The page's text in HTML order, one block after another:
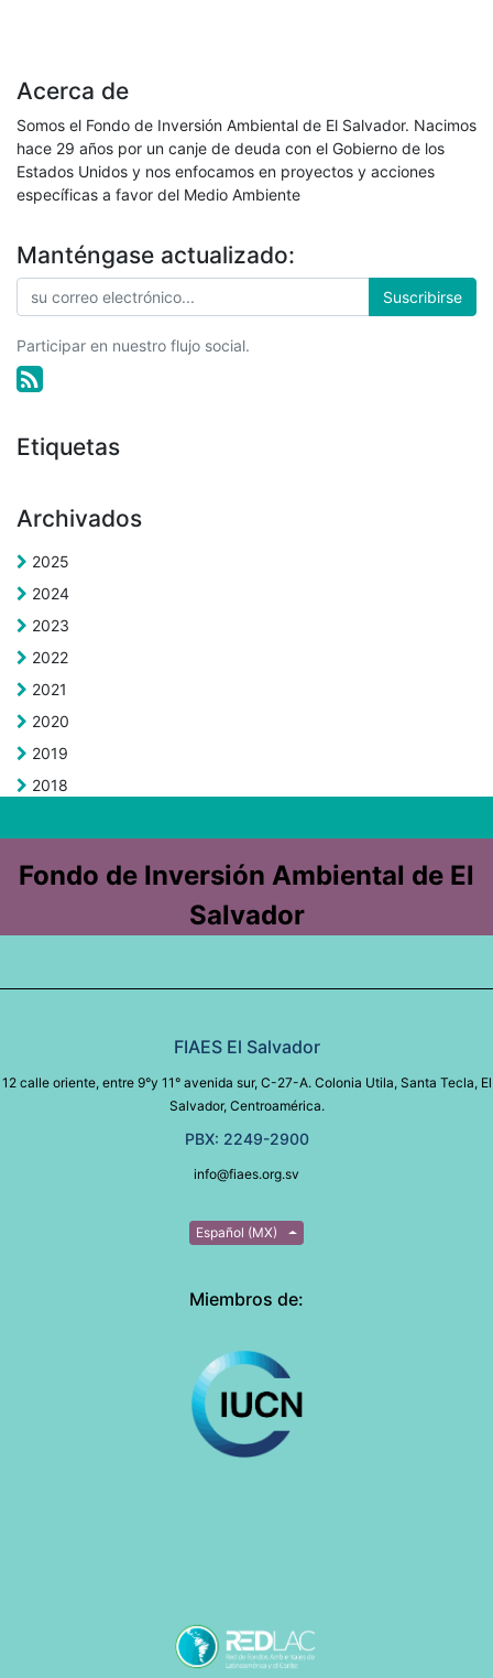
Acerca de
Somos el Fondo de Inversión Ambiental de El Salvador. Nacimos
hace 29 años por un canje de deuda con el Gobierno de los
Estados Unidos y nos enfocamos en proyectos y acciones
específicas a favor del Medio Ambiente
Manténgase actualizado:
Suscribirse
Participar en nuestro flujo social.
Etiquetas
Archivados
2025
2024
2023
2022
2021
2020
2019
2018
Fondo de Inversión Ambiental de El
Salvador
FIAES El Salvador
12 calle oriente, entre 9°y 11° avenida sur, C-27-A. Colonia Utila, Santa Tecla, El
Salvador, Centroamérica.
PBX: 2249-2900
info@fiaes.org.sv
Español (MX)
Miembros de: